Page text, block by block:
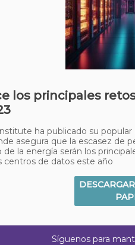
los principales
ha publicado su
asegura que la escasez de
de la energía serán los
centros de datos este año
Síguenos para